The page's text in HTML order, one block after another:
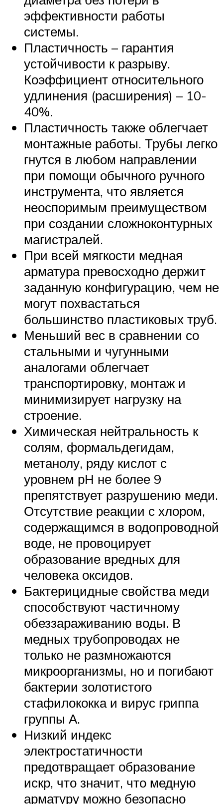
эффективности работы
системы.
Пластичность – гарантия
устойчивости к разрыву.
Коэффициент относительного
удлинения (расширения) – 10-
40%.
Пластичность также облегчает
монтажные работы. Трубы легко
гнутся в любом направлении
при помощи обычного ручного
инструмента, что является
неоспоримым преимуществом
при создании сложноконтурных
магистралей.
При всей мягкости медная
арматура превосходно держит
заданную конфигурацию, чем не
могут похвастаться
большинство пластиковых труб.
Меньший вес в сравнении со
стальными и чугунными
аналогами облегчает
транспортировку, монтаж и
минимизирует нагрузку на
строение.
Химическая нейтральность к
солям, формальдегидам,
метанолу, ряду кислот с
уровнем рН не более 9
препятствует разрушению меди.
Отсутствие реакции с хлором,
содержащимся в водопроводной
воде, не провоцирует
образование вредных для
человека оксидов.
Бактерицидные свойства меди
способствуют частичному
обеззараживанию воды. В
медных трубопроводах не
только не размножаются
микроорганизмы, но и погибают
бактерии золотистого
стафилококка и вирус гриппа
группы А.
Низкий индекс
электростатичности
предотвращает образование
искр, что значит, что медную
арматуру можно безопасно